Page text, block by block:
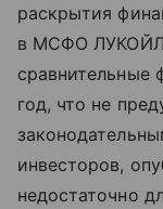
раскрытия
в МСФО
сравнительные
год, что не
инвесторов,
недостаточно